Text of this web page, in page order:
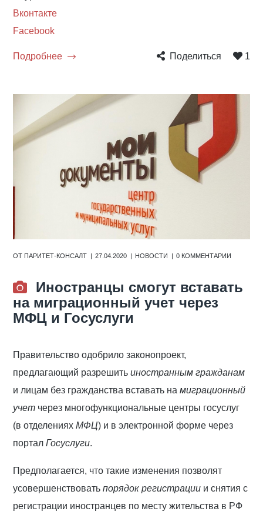
Вконтакте
Facebook
Подробнее Поделиться 1
ОТПАРИТЕТ-КОНСАЛТ 27.04.2020 НОВОСТИ 0 КОММЕНТАРИИ
Иностранцы смогут вставать
на миграционный учет через
МФЦ и Госуслуги
Правительство одобрило законопроект,
предлагающий разрешитьиностранным гражданам
и лицам без гражданства вставать намиграционный
учет через многофункциональные центры госуслуг
(в отделенияхМФЦ) и в электронной форме через
порталГосуслуги.
Предполагается, что такие изменения позволят
усовершенствоватьпорядок регистрации и снятия с
регистрации иностранцев по месту жительства в РФ